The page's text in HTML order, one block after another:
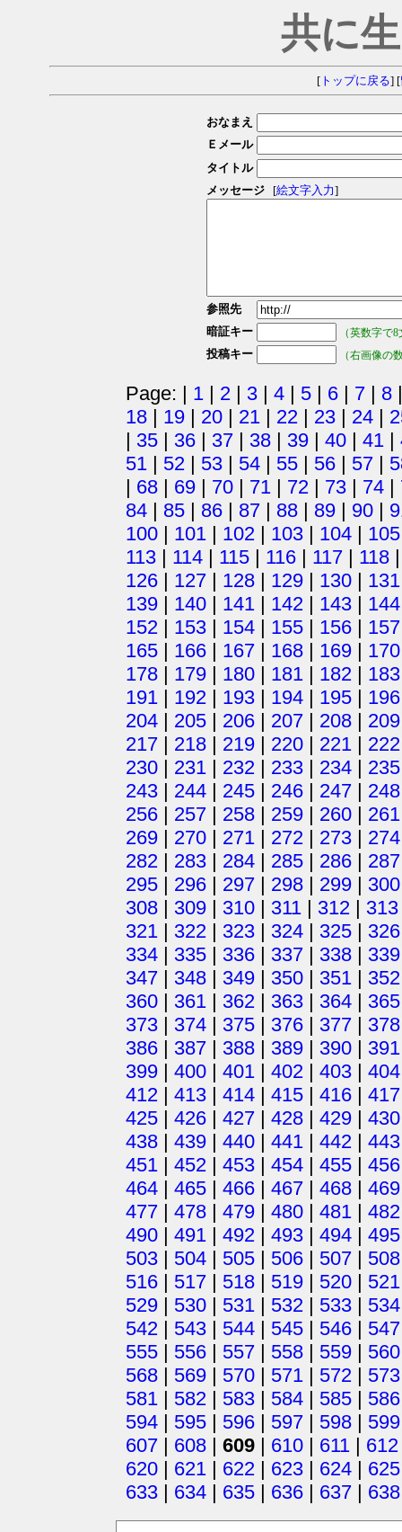
共に
[トップに戻る] [
おなまえ
Ｅメール
タイトル
メッセージ
[絵文字入力]
参照先
暗証キー
（英数字で
投稿キー （右画像の
Page: | 1 | 2 | 3 | 4 | 5 | 6 | 7 | 8
18 | 19 | 20 | 21 | 22 | 23 | 24 |
| 35 | 36 | 37 | 38 | 39 | 40 | 41 |
51 | 52 | 53 | 54 | 55 | 56 | 57 |
| 68 | 69 | 70 | 71 | 72 | 73 | 74 |
84 | 85 | 86 | 87 | 88 | 89 | 90 |
100 | 101 | 102 | 103 | 104 | 105
113 | 114 | 115 | 116 | 117 | 118
126 | 127 | 128 | 129 | 130 | 131
139 | 140 | 141 | 142 | 143 | 144
152 | 153 | 154 | 155 | 156 | 157
165 | 166 | 167 | 168 | 169 | 170
178 | 179 | 180 | 181 | 182 | 183
191 | 192 | 193 | 194 | 195 | 196
204 | 205 | 206 | 207 | 208 | 209
217 | 218 | 219 | 220 | 221 | 222
230 | 231 | 232 | 233 | 234 | 235
243 | 244 | 245 | 246 | 247 | 248
256 | 257 | 258 | 259 | 260 | 261
269 | 270 | 271 | 272 | 273 | 274
282 | 283 | 284 | 285 | 286 | 287
295 | 296 | 297 | 298 | 299 | 300
308 | 309 | 310 | 311 | 312 | 313
321 | 322 | 323 | 324 | 325 | 326
334 | 335 | 336 | 337 | 338 | 339
347 | 348 | 349 | 350 | 351 | 352
360 | 361 | 362 | 363 | 364 | 365
373 | 374 | 375 | 376 | 377 | 378
386 | 387 | 388 | 389 | 390 | 391
399 | 400 | 401 | 402 | 403 | 404
412 | 413 | 414 | 415 | 416 | 417
425 | 426 | 427 | 428 | 429 | 430
438 | 439 | 440 | 441 | 442 | 443
451 | 452 | 453 | 454 | 455 | 456
464 | 465 | 466 | 467 | 468 | 469
477 | 478 | 479 | 480 | 481 | 482
490 | 491 | 492 | 493 | 494 | 495
503 | 504 | 505 | 506 | 507 | 508
516 | 517 | 518 | 519 | 520 | 521
529 | 530 | 531 | 532 | 533 | 534
542 | 543 | 544 | 545 | 546 | 547
555 | 556 | 557 | 558 | 559 | 560
568 | 569 | 570 | 571 | 572 | 573
581 | 582 | 583 | 584 | 585 | 586
594 | 595 | 596 | 597 | 598 | 599
607 | 608 | 609 | 610 | 611 | 612
620 | 621 | 622 | 623 | 624 | 625
633 | 634 | 635 | 636 | 637 | 638